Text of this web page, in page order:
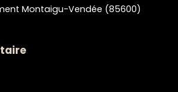
Montaigu-Vendée (85600)